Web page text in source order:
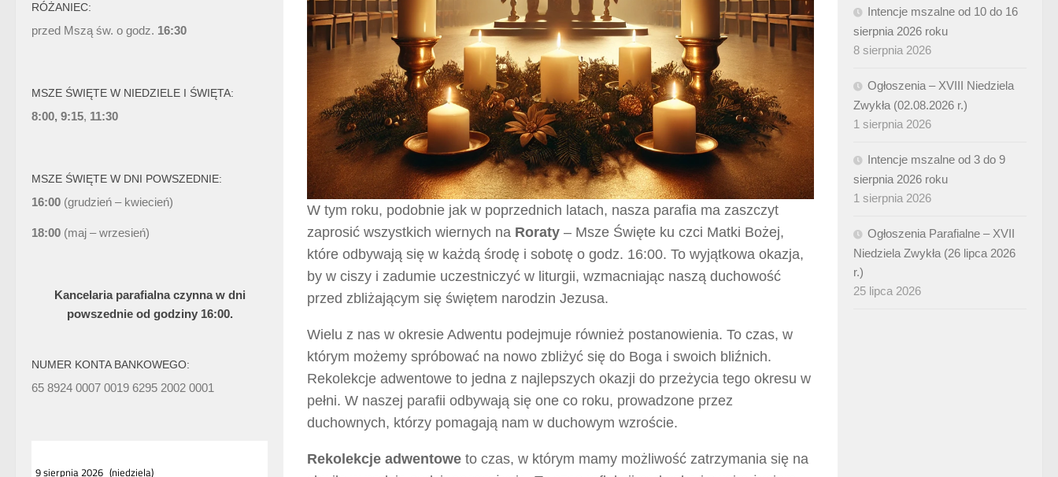
W tym roku, podobnie jak w poprzednich latach, nasza parafia ma zaszczyt
zaprosić wszystkich wiernych na Roraty – Msze Święte ku czci Matki Bożej,
które odbywają się w każdą środę i sobotę o godz. 16:00. To wyjątkowa okazja,
by w ciszy i zadumie uczestniczyć w liturgii, wzmacniając naszą duchowość
przed zbliżającym się świętem narodzin Jezusa.
Wielu z nas w okresie Adwentu podejmuje również postanowienia. To czas, w
którym możemy spróbować na nowo zbliżyć się do Boga i swoich bliźnich.
Rekolekcje adwentowe to jedna z najlepszych okazji do przeżycia tego okresu w
pełni. W naszej parafii odbywają się one co roku, prowadzone przez
duchownych, którzy pomagają nam w duchowym wzroście.
Rekolekcje adwentowe to czas, w którym mamy możliwość zatrzymania się na
RÓŻANIEC:
przed Mszą św. o godz. 16:30
MSZE ŚWIĘTE W NIEDZIELE I ŚWIĘTA:
8:00, 9:15, 11:30
MSZE ŚWIĘTE W DNI POWSZEDNIE:
16:00 (grudzień – kwiecień)
18:00 (maj – wrzesień)
Kancelaria parafialna czynna w dni
powszednie od godziny 16:00.
NUMER KONTA BANKOWEGO:
65 8924 0007 0019 6295 2002 0001
Intencje mszalne od 10 do 16
sierpnia 2026 roku
8 sierpnia 2026
Ogłoszenia – XVIII Niedziela
Zwykła (02.08.2026 r.)
1 sierpnia 2026
Intencje mszalne od 3 do 9
sierpnia 2026 roku
1 sierpnia 2026
Ogłoszenia Parafialne – XVII
Niedziela Zwykła (26 lipca 2026
r.)
25 lipca 2026